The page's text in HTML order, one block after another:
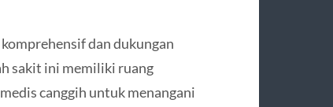
dan dukungan
sakit ini memiliki ruang
canggih untuk menangani